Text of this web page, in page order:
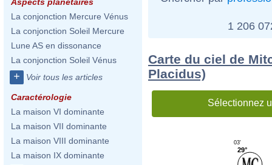
La conjonction Mercure Vénus
La conjonction Soleil Mercure
Lune AS en dissonance
La conjonction Soleil Vénus
+ Voir tous les articles
Caractérologie
La maison VI dominante
La maison VII dominante
La maison VIII dominante
La maison IX dominante
1 206
Carte du ciel de
Placidus)
Sélectionnez
29°
03'